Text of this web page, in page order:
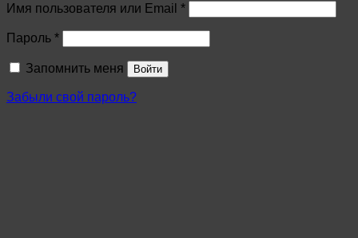
Имя пользователя или Email *
Пароль *
Запомнить меня Войти
Забыли свой пароль?